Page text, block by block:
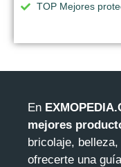
TOP Mejores
En
mejores
bricolaje,
ofrecerte una